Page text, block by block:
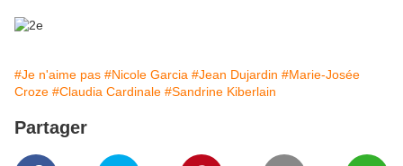
#Je n'aime pas #Nicole Garcia #Jean Dujardin #Marie-Josée
Croze #Claudia Cardinale #Sandrine Kiberlain
Partager